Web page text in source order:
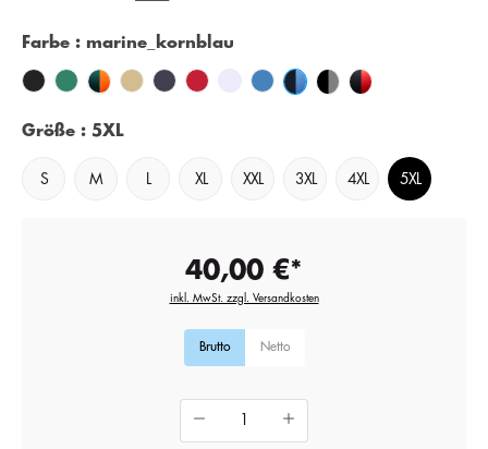
Farbe : marine_kornblau
Größe : 5XL
S M XL XXL 3XL 4XL 5XL
40,00 €*
inkl. MwSt. zzgl. Versandkosten
Brutto Netto